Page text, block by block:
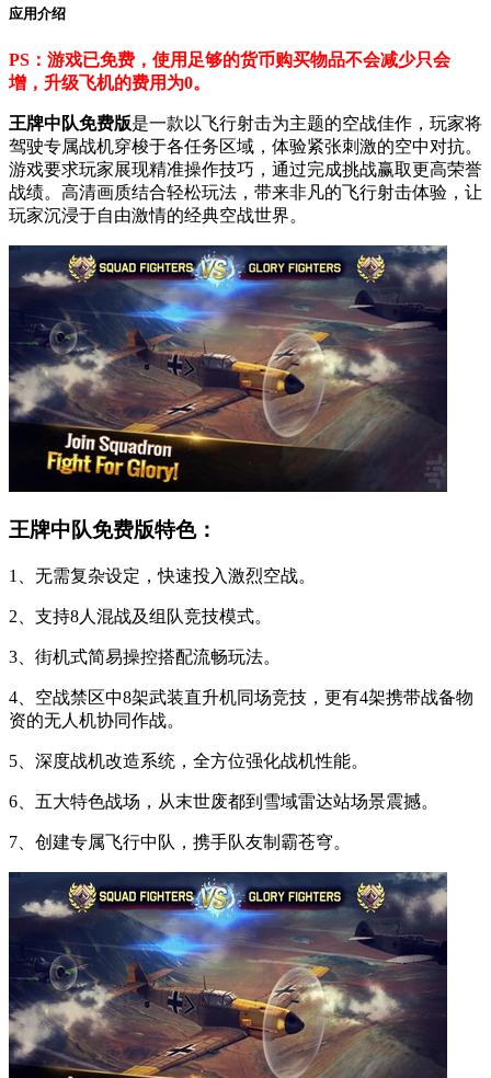
应用介绍
PS：游戏已免费，使用足够的货币购买物品不会减少只会
增，升级飞机的费用为0。
王牌中队免费版是一款以飞行射击为主题的空战佳作，玩家将
驾驶专属战机穿梭于各任务区域，体验紧张刺激的空中对抗。
游戏要求玩家展现精准操作技巧，通过完成挑战赢取更高荣誉
战绩。高清画质结合轻松玩法，带来非凡的飞行射击体验，让
玩家沉浸于自由激情的经典空战世界。
王牌中队免费版特色：
1、无需复杂设定，快速投入激烈空战。
2、支持8人混战及组队竞技模式。
3、街机式简易操控搭配流畅玩法。
4、空战禁区中8架武装直升机同场竞技，更有4架携带战备物
资的无人机协同作战。
5、深度战机改造系统，全方位强化战机性能。
6、五大特色战场，从末世废都到雪域雷达站场景震撼。
7、创建专属飞行中队，携手队友制霸苍穹。